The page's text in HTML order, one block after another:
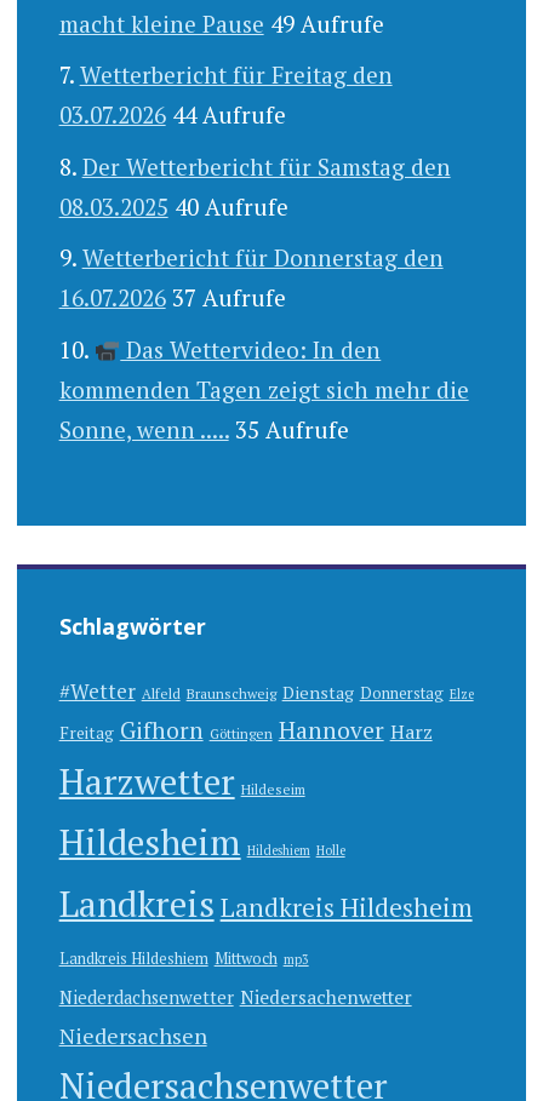
macht kleine Pause 49 Aufrufe
Wetterbericht für Freitag den
03.07.2026 44 Aufrufe
Der Wetterbericht für Samstag den
08.03.2025 40 Aufrufe
Wetterbericht für Donnerstag den
16.07.2026 37 Aufrufe
Das Wettervideo: In den
kommenden Tagen zeigt sich mehr die
Sonne, wenn ..... 35 Aufrufe
Schlagwörter
#Wetter Alfeld Braunschweig Dienstag Donnerstag Elze
Freitag Gifhorn Göttingen Hannover Harz
Harzwetter Hildeseim
Hildesheim Hildeshiem Holle
Landkreis Landkreis Hildesheim
Landkreis Hildeshiem Mittwoch mp3
Niederdachsenwetter Niedersachenwetter
Niedersachsen
Niedersachsenwetter